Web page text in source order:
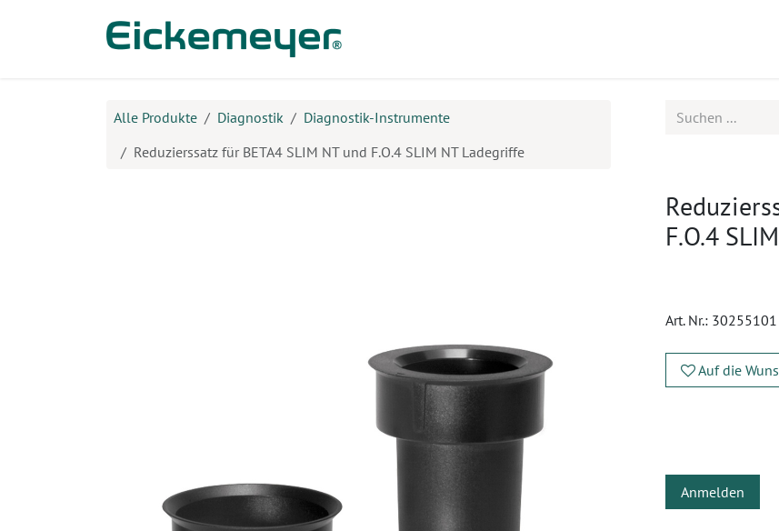
Alle Produkte Diagnostik
Diagnostik-Instrumente
Reduzierssatz für BETA4 SLIM NT und F.O.4 SLIM NT Ladegriffe
F.O.4
Art. Nr.: 30255101
Auf die
Anmelden